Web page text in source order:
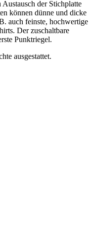
der Stichplatte
können dünne und dicke
auch feinste, hochwertige
Der zuschaltbare
Punktriegel.
ausgestattet.